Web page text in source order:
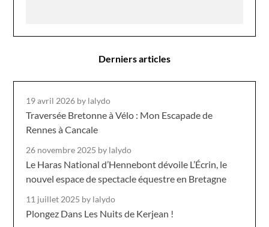
Derniers articles
19 avril 2026 by lalydo
Traversée Bretonne à Vélo : Mon Escapade de
Rennes à Cancale
26 novembre 2025 by lalydo
Le Haras National d’Hennebont dévoile L’Écrin, le
nouvel espace de spectacle équestre en Bretagne
11 juillet 2025 by lalydo
Plongez Dans Les Nuits de Kerjean !